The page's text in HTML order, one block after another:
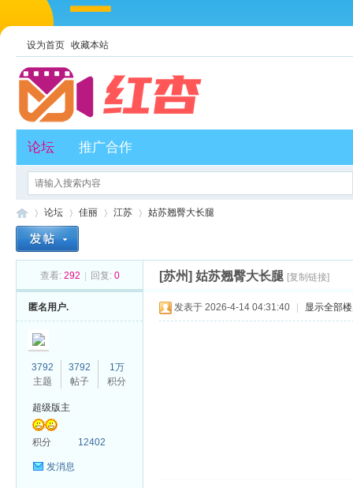
设为首页 收藏本站
论坛 推广合作
论坛
›
佳丽
›
江苏 姑苏翘臀大长腿
查看: 292 回复: 0 [苏州]姑苏翘臀大长腿 [复制链接]
匿名用户.
3792
主题
3792
帖子
1万
积分
超级版主
积分 12402
发消息
发表于 2026-4-14 04:31:40 显示全部